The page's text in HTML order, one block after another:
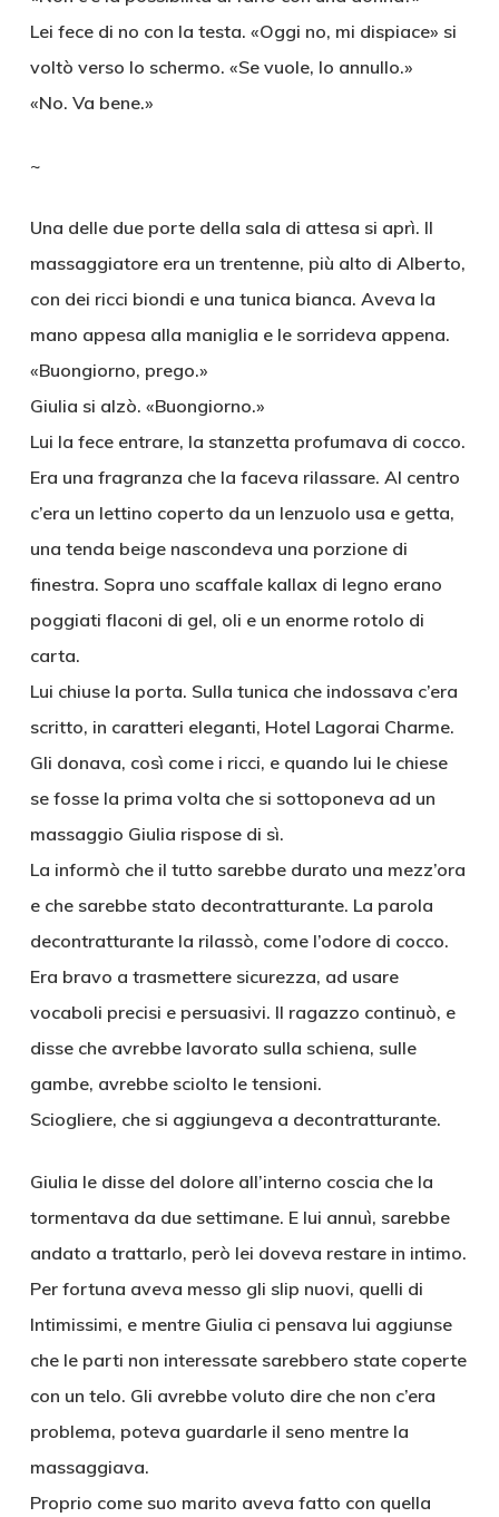
Lei fece di no con la testa. «Oggi no, mi dispiace» si
voltò verso lo schermo. «Se vuole, lo annullo.»
«No. Va bene.»
~
Una delle due porte della sala di attesa si aprì. Il
massaggiatore era un trentenne, più alto di Alberto,
con dei ricci biondi e una tunica bianca. Aveva la
mano appesa alla maniglia e le sorrideva appena.
«Buongiorno, prego.»
Giulia si alzò. «Buongiorno.»
Lui la fece entrare, la stanzetta profumava di cocco.
Era una fragranza che la faceva rilassare. Al centro
c’era un lettino coperto da un lenzuolo usa e getta,
una tenda beige nascondeva una porzione di
finestra. Sopra uno scaffale kallax di legno erano
poggiati flaconi di gel, oli e un enorme rotolo di
carta.
Lui chiuse la porta. Sulla tunica che indossava c’era
scritto, in caratteri eleganti, Hotel Lagorai Charme.
Gli donava, così come i ricci, e quando lui le chiese
se fosse la prima volta che si sottoponeva ad un
massaggio Giulia rispose di sì.
La informò che il tutto sarebbe durato una mezz’ora
e che sarebbe stato decontratturante. La parola
decontratturante la rilassò, come l’odore di cocco.
Era bravo a trasmettere sicurezza, ad usare
vocaboli precisi e persuasivi. Il ragazzo continuò, e
disse che avrebbe lavorato sulla schiena, sulle
gambe, avrebbe sciolto le tensioni.
Sciogliere, che si aggiungeva a decontratturante.
Giulia le disse del dolore all’interno coscia che la
tormentava da due settimane. E lui annuì, sarebbe
andato a trattarlo, però lei doveva restare in intimo.
Per fortuna aveva messo gli slip nuovi, quelli di
Intimissimi, e mentre Giulia ci pensava lui aggiunse
che le parti non interessate sarebbero state coperte
con un telo. Gli avrebbe voluto dire che non c’era
problema, poteva guardarle il seno mentre la
massaggiava.
Proprio come suo marito aveva fatto con quella